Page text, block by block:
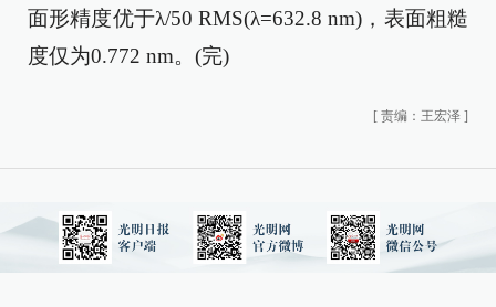
面形精度优于λ/50 RMS(λ=632.8 nm)，表面粗糙
度仅为0.772 nm。(完)
[ 责编：王宏泽 ]